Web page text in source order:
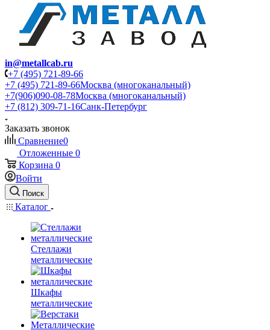
in@metallcab.ru
+7 (495) 721-89-66
+7 (495) 721-89-66Москва (многоканальный)
+7(906)090-08-78Москва (многоканальный)
+7 (812) 309-71-16Санк-Петербург
Заказать звонок
Сравнение0
Отложенные 0
Корзина 0
Войти
Поиск
Каталог
Стеллажи
металлические
Шкафы
металлические